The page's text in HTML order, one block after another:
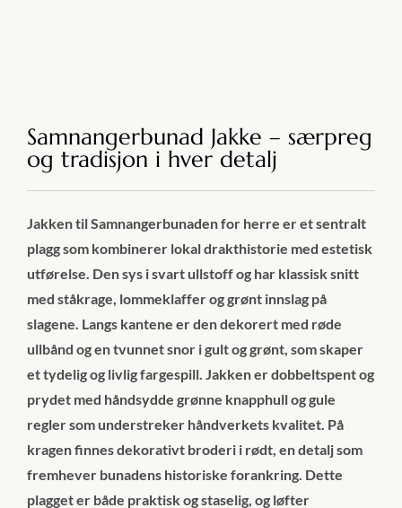
Samnangerbunad Jakke – særpreg
og tradisjon i hver detalj
Jakken til Samnangerbunaden for herre er et sentralt
plagg som kombinerer lokal drakthistorie med estetisk
utførelse. Den sys i svart ullstoff og har klassisk snitt
med ståkrage, lommeklaffer og grønt innslag på
slagene. Langs kantene er den dekorert med røde
ullbånd og en tvunnet snor i gult og grønt, som skaper
et tydelig og livlig fargespill. Jakken er dobbeltspent og
prydet med håndsydde grønne knapphull og gule
regler som understreker håndverkets kvalitet. På
kragen finnes dekorativt broderi i rødt, en detalj som
fremhever bunadens historiske forankring. Dette
plagget er både praktisk og staselig, og løfter